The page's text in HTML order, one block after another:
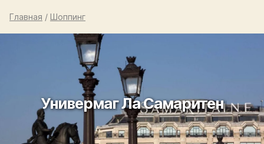
Главная / Шоппинг
Универмаг Ла Самаритен